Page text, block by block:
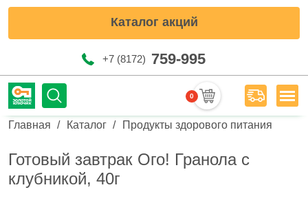
Каталог акций
+7 (8172) 759-995
0 Меню
Строка навигации
Главная Каталог Продукты здорового питания
Готовый завтрак Ого! Гранола с
клубникой, 40г